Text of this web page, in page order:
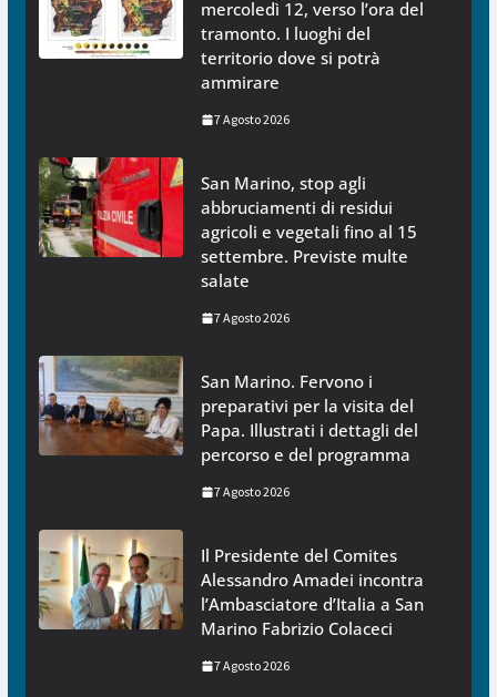
mercoledì 12, verso l’ora del
tramonto. I luoghi del
territorio dove si potrà
ammirare
7 Agosto 2026
San Marino, stop agli
abbruciamenti di residui
agricoli e vegetali fino al 15
settembre. Previste multe
salate
7 Agosto 2026
San Marino. Fervono i
preparativi per la visita del
Papa. Illustrati i dettagli del
percorso e del programma
7 Agosto 2026
Il Presidente del Comites
Alessandro Amadei incontra
l’Ambasciatore d’Italia a San
Marino Fabrizio Colaceci
7 Agosto 2026